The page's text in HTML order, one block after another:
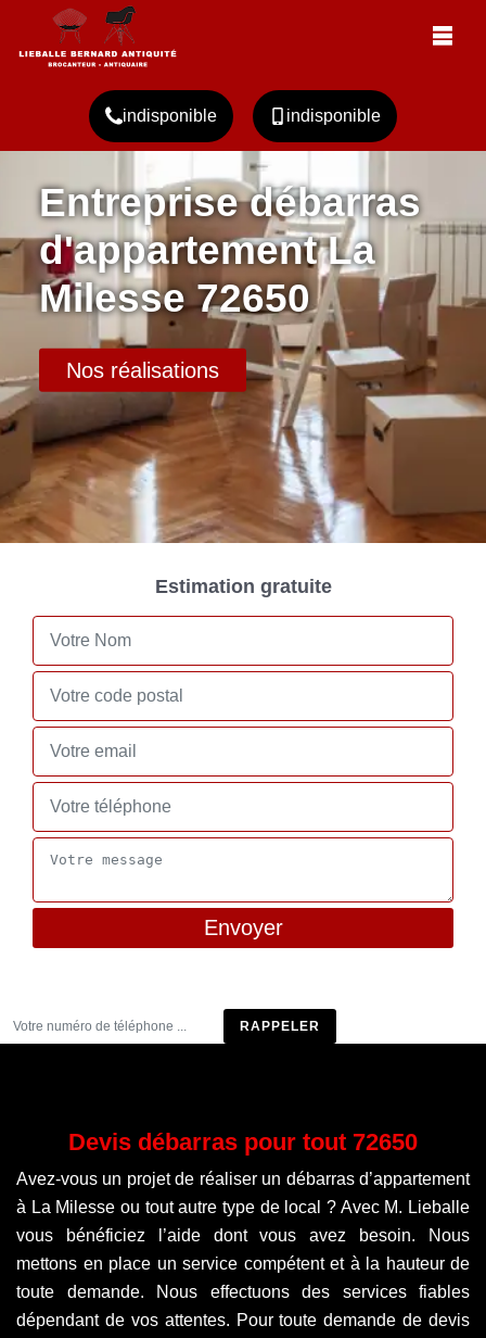
indisponible indisponible
Entreprise débarras
d'appartement La
Milesse 72650
Nos réalisations
Estimation gratuite
Devis débarras pour tout 72650
Avez-vous un projet de réaliser un débarras d’appartement
à La Milesse ou tout autre type de local ? Avec M. Lieballe
vous bénéficiez l’aide dont vous avez besoin. Nous
mettons en place un service compétent et à la hauteur de
toute demande. Nous effectuons des services fiables
dépendant de vos attentes. Pour toute demande de devis